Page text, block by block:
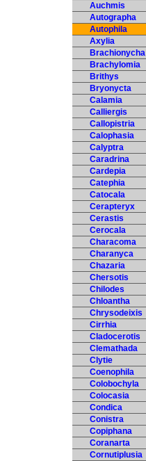
Auchmis
Autographa
Autophila
Axylia
Brachionycha
Brachylomia
Brithys
Bryonycta
Calamia
Calliergis
Callopistria
Calophasia
Calyptra
Caradrina
Cardepia
Catephia
Catocala
Cerapteryx
Cerastis
Cerocala
Characoma
Charanyca
Chazaria
Chersotis
Chilodes
Chloantha
Chrysodeixis
Cirrhia
Cladocerotis
Clemathada
Clytie
Coenophila
Colobochyla
Colocasia
Condica
Conistra
Copiphana
Coranarta
Cornutiplusia